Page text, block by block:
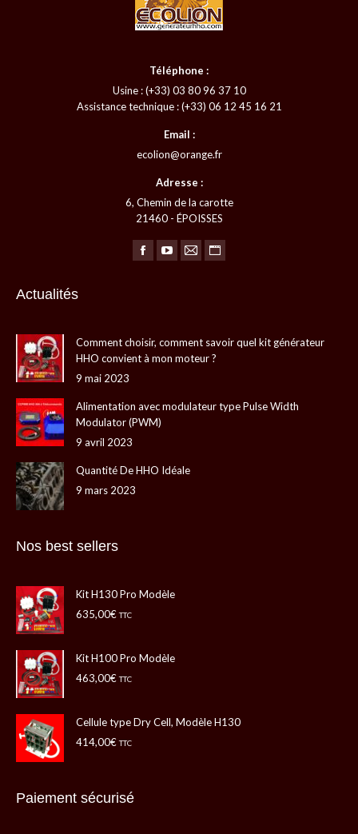
être
choisies
page
du
Téléphone :
Usine : (+33) 03 80 96 37 10
Assistance technique : (+33) 06 12 45 16 21
Email :
ecolion@orange.fr
Adresse :
6, Chemin de la carotte
21460 - ÉPOISSES
La
dans
une
fenêtre
La
dans
une
fenêtre
La
s'ouvre
dans
nouvelle
La
s'ouvre
dans
nouvelle
Actualités
Comment choisir, comment savoir quel kit générateur
HHO convient à mon moteur ?
9 mai 2023
Alimentation avec modulateur type Pulse Width
Modulator (PWM)
9 avril 2023
Quantité De HHO Idéale
9 mars 2023
Nos best sellers
Kit H130 Pro Modèle
635,00€ TTC
Kit H100 Pro Modèle
463,00€ TTC
Cellule type Dry Cell, Modèle H130
414,00€ TTC
Paiement sécurisé